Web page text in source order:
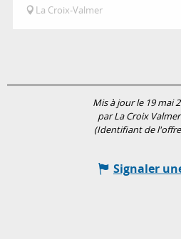
La Croix-Valmer
Mis à jour le 19 mai
par La Croix
(Identifiant de
Signaler